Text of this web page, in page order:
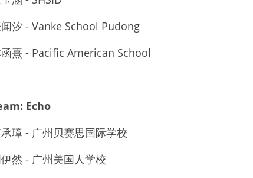
汐 - Vanke School Pudong
熹 - Pacific American School
Echo
璋 - 广州贝赛思国际学校
然 - 广州美国人学校